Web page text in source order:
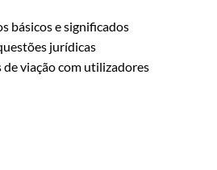
básicos e significados
jurídicas
de viação com utilizadores